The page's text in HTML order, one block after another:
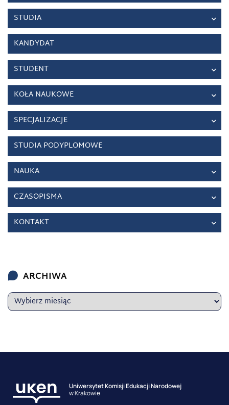
STUDIA
KANDYDAT
STUDENT
KOŁA NAUKOWE
SPECJALIZACJE
STUDIA PODYPLOMOWE
NAUKA
CZASOPISMA
KONTAKT
ARCHIWA
Uniwersytet Komisji Edukacji Narodowej
w Krakowie